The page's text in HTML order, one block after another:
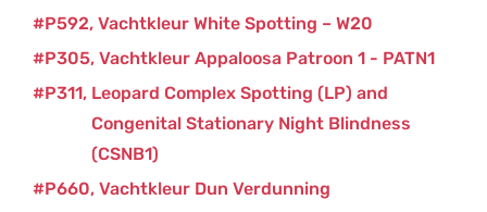
Vachtkleur White Spotting – W20
P592
Vachtkleur Appaloosa Patroon 1 - PATN1
P305
Leopard Complex Spotting (LP) and
Congenital Stationary Night Blindness
(CSNB1)
P311
Vachtkleur Dun Verdunning
P660